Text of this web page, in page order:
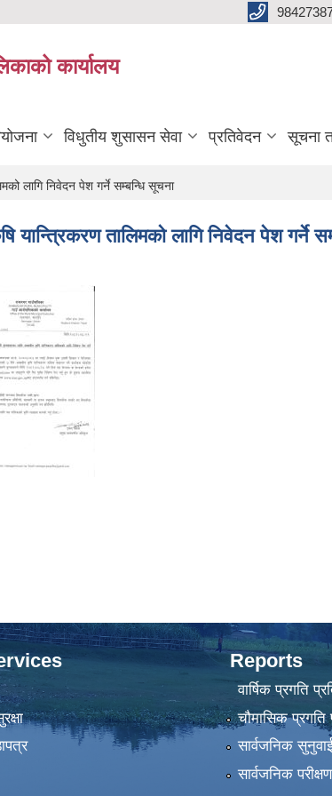
कार्यालय
विधुतीय शुसासन सेवा प्रतिवेदन सूचना
लागि निवेदन पेश गर्ने सम्बन्धि सूचना
यान्त्रिकरण तालिमको लागि निवेदन पेश गर्ने
Reports
वार्षिक प्रगति
चौमासिक प्रगति
सार्वजनिक
सार्वजनिक परीक्षण